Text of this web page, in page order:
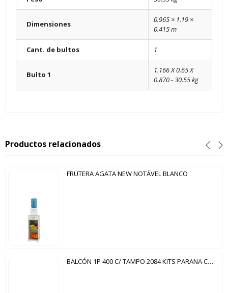
Dimensiones
0.965 × 1.19 ×
0.415 m
Cant. de bultos 1
Bulto 1
1.166 X 0.65 X
0.870 - 30.55 kg
Productos relacionados
FRUTERA AGATA NEW NOTÁVEL BLANCO
BALCÓN 1P 400 C/ TAMPO 2084 KITS PARANA CARTAGENA NERO